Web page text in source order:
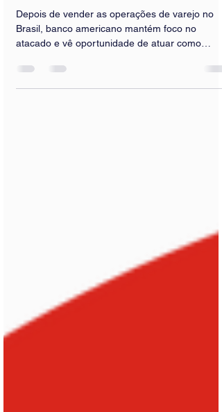
Depois de vender as operações de varejo no
Brasil, banco americano mantém foco no
atacado e vê oportunidade de atuar como